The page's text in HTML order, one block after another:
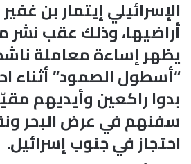
الإسرائيلي إيتمار بن
أراضيها، وذلك عقب
يظهر إساءة معاملة
“أسطول الصمود” أثناء
بدوا راكعين وأيديهم
سفنهم في عرض البحر
احتجاز في جنوب إسرائيل.